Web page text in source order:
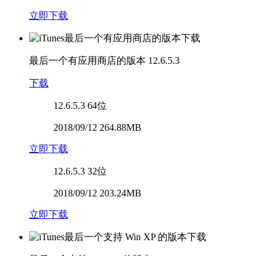
立即下载
最后一个有应用商店的版本 12.6.5.3
下载
12.6.5.3 64位
2018/09/12 264.88MB
立即下载
12.6.5.3 32位
2018/09/12 203.24MB
立即下载